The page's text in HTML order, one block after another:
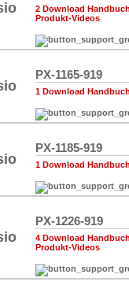
2 Download
Produkt-Videos
PX-1165-919
1 Download
PX-1185-919
1 Download
PX-1226-919
4 Download
Produkt-Videos